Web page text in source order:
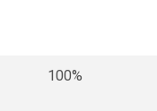
100%